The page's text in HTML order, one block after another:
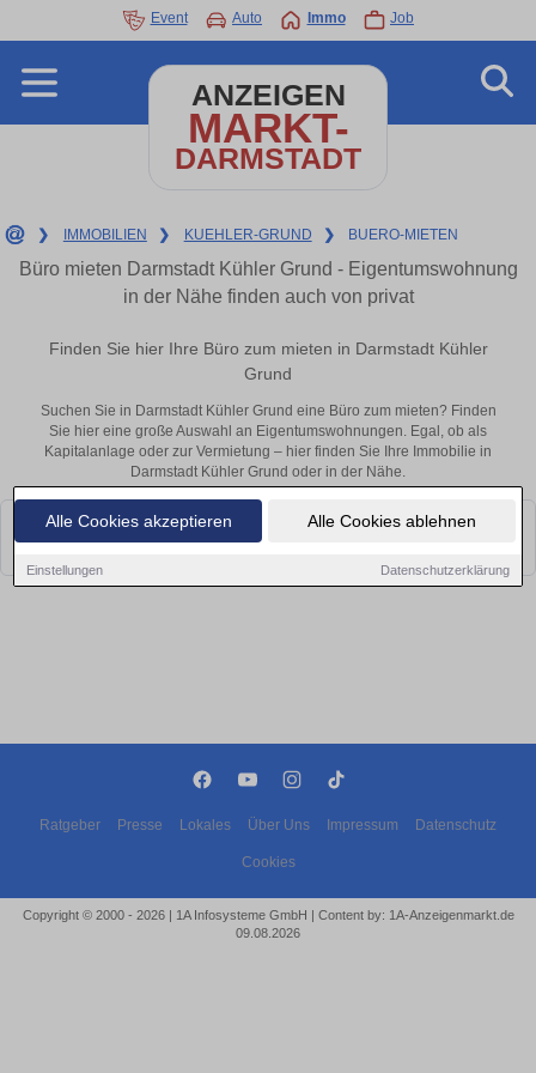
Alle Cookies akzeptieren Alle Cookies ablehnen
Einstellungen Datenschutzerklärung
Event Auto Immo Job
ANZEIGEN
MARKT-
DARMSTADT
❯ IMMOBILIEN ❯ KUEHLER-GRUND ❯ BUERO-MIETEN
Büro mieten Darmstadt Kühler Grund - Eigentumswohnung
in der Nähe finden auch von privat
Finden Sie hier Ihre Büro zum mieten in Darmstadt Kühler
Grund
Suchen Sie in Darmstadt Kühler Grund eine Büro zum mieten? Finden
Sie hier eine große Auswahl an Eigentumswohnungen. Egal, ob als
Kapitalanlage oder zur Vermietung – hier finden Sie Ihre Immobilie in
Darmstadt Kühler Grund oder in der Nähe.
Leider konnten wir derzeit keine passenden Objekte finden. Schauen Sie
bald wieder vorbei!
Ratgeber Presse Lokales Über Uns Impressum Datenschutz
Cookies
Copyright © 2000 - 2026 | 1A Infosysteme GmbH | Content by: 1A-Anzeigenmarkt.de
09.08.2026